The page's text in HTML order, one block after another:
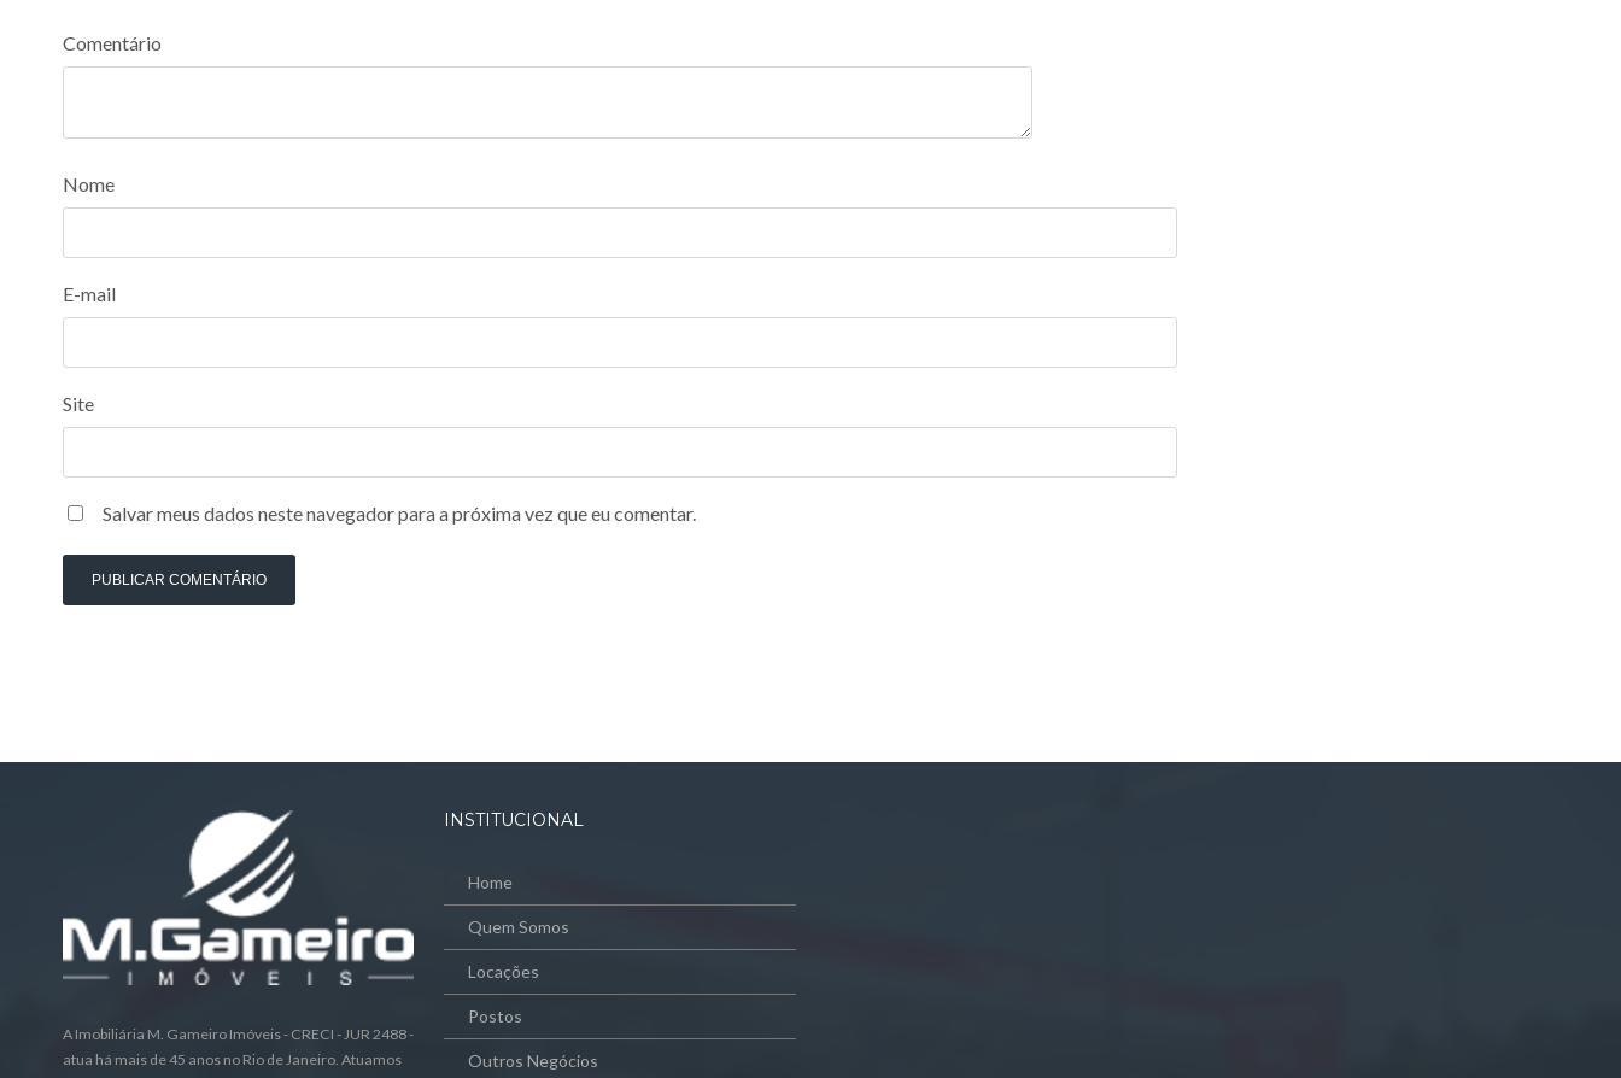
Comentário
Nome
E-mail
Site
Salvar meus dados neste navegador para a próxima vez que eu comentar.
A Imobiliária M. Gameiro Imóveis - CRECI - JUR 2488 -
atua há mais de 45 anos no Rio de Janeiro. Atuamos
INSTITUCIONAL
Home
Quem Somos
Locações
Postos
Outros Negócios